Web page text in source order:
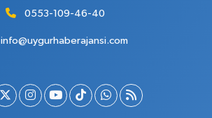
0553-109-46-40
info@uygurhaberajansi.com